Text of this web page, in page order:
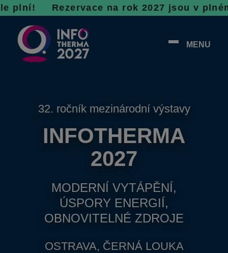
ezervace na rok 2027 jsou v plném
MENU
32. ročník mezinárodní výstavy
INFOTHERMA
2027
MODERNÍ VYTÁPĚNÍ,
ÚSPORY ENERGIÍ,
OBNOVITELNÉ ZDROJE
OSTRAVA, ČERNÁ LOUKA